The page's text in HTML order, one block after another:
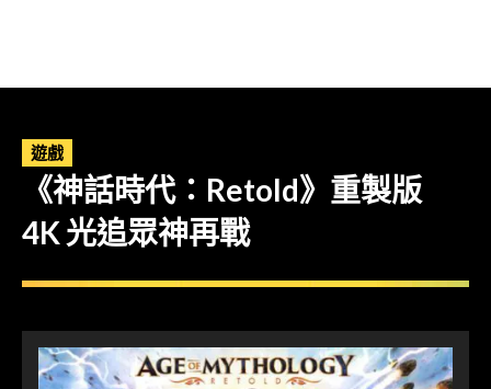
遊戲
《神話時代：Retold》重製版
4K 光追眾神再戰